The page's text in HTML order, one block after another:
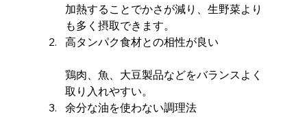
加熱することでかさが減り、生野菜より
も多く摂取できます。
高タンパク食材との相性が良い
鶏肉、魚、大豆製品などをバランスよく
取り入れやすい。
余分な油を使わない調理法